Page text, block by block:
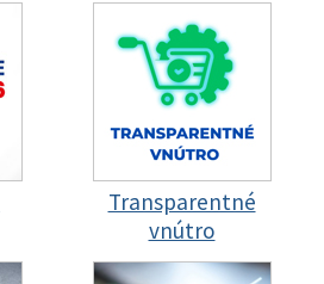
Transparentné
vnútro